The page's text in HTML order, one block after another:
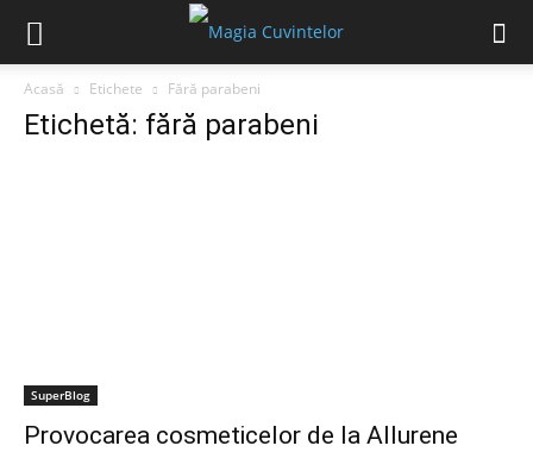
Acasă Etichete Fără parabeni
Etichetă: fără parabeni
SuperBlog
Provocarea cosmeticelor de la Allurene